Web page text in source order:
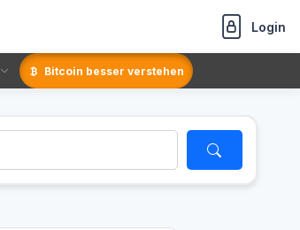
Login
Bitcoin besser verstehen